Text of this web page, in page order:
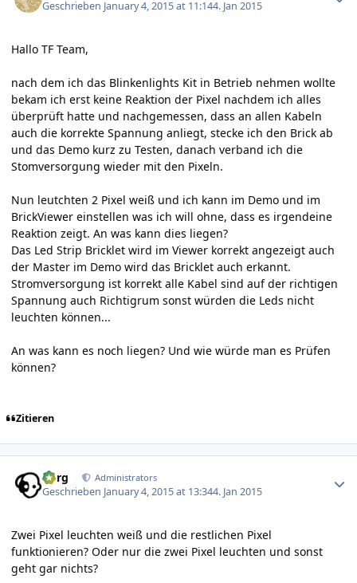
Geschrieben January 4, 2015 at 11:144. Jan 2015
Hallo TF Team,
nach dem ich das Blinkenlights Kit in Betrieb nehmen wollte
bekam ich erst keine Reaktion der Pixel nachdem ich alles
überprüft hatte und nachgemessen, dass an allen Kabeln
auch die korrekte Spannung anliegt, stecke ich den Brick ab
und das Demo kurz zu Testen, danach verband ich die
Stomversorgung wieder mit den Pixeln.
Nun leutchten 2 Pixel weiß und ich kann im Demo und im
BrickViewer einstellen was ich will ohne, dass es irgendeine
Reaktion zeigt. An was kann dies liegen?
Das Led Strip Bricklet wird im Viewer korrekt angezeigt auch
der Master im Demo wird das Bricklet auch erkannt.
Stromversorgung ist korrekt alle Kabel sind auf der richtigen
Spannung auch Richtigrum sonst würden die Leds nicht
leuchten können...
An was kann es noch liegen? Und wie würde man es Prüfen
können?
Zitieren
borg Administrators
Geschrieben January 4, 2015 at 13:344. Jan 2015
Zwei Pixel leuchten weiß und die restlichen Pixel
funktionieren? Oder nur die zwei Pixel leuchten und sonst
geht gar nichts?